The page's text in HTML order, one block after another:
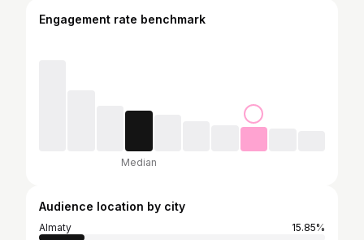
Engagement rate benchmark
Median
Audience location by city
Almaty
15.85%